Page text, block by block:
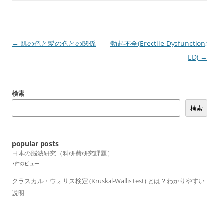
投
ゲ
ン
← 肌の色と髪の色との関係
勃起不全(Erectile Dysfunction;
ED) →
検索
検索
popular posts
日本の脳波研究（科研費研究課題）
7件のビュー
クラスカル・ウォリス検定 (Kruskal-Wallis test) とは？わかりやすい
説明